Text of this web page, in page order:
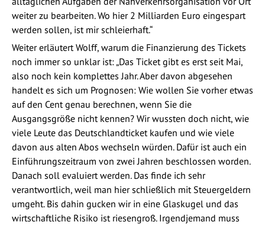
weiter zu bearbeiten. Wo hier 2 Milliarden Euro eingespart
werden sollen, ist mir schleierhaft.“
Weiter erläutert Wolff, warum die Finanzierung des Tickets
noch immer so unklar ist: „Das Ticket gibt es erst seit Mai,
also noch kein komplettes Jahr. Aber davon abgesehen
handelt es sich um Prognosen: Wie wollen Sie vorher etwas
auf den Cent genau berechnen, wenn Sie die
Ausgangsgröße nicht kennen? Wir wussten doch nicht, wie
viele Leute das Deutschlandticket kaufen und wie viele
davon aus alten Abos wechseln würden. Dafür ist auch ein
Einführungszeitraum von zwei Jahren beschlossen worden.
Danach soll evaluiert werden. Das finde ich sehr
verantwortlich, weil man hier schließlich mit Steuergeldern
umgeht. Bis dahin gucken wir in eine Glaskugel und das
wirtschaftliche Risiko ist riesengroß. Irgendjemand muss